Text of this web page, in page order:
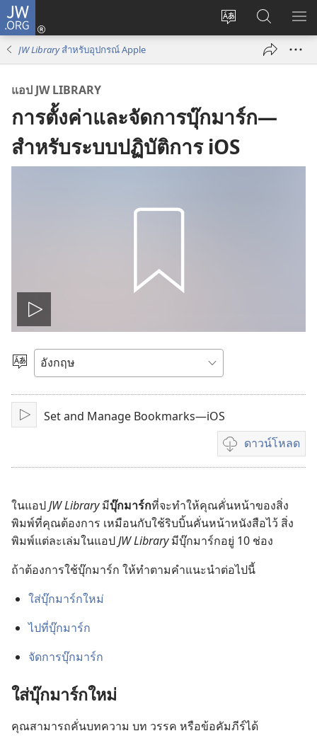
JW.ORG
เปลี่ยน
เข้า
(เปิด
ค้นหา
ใน
JW.ORG
แส
JW Libraryสำหรับ​อุปกรณ์ Apple
แอป JW LIBRARY
การตั้งค่าและจัดการบุ๊กมาร์ก—
สำหรับระบบปฏิบัติการ iOS
เล่น
วีดีโอ
เลือก
ภาษา
เล่น Set and Manage Bookmarks—iOS
ดาวน์โหลด
ตัว
เลือก
วีดีโอ
ใน​แอปJW Libraryมี​บุ๊ก​มาร์ก​ที่​จะ​ทำ​ให้​คุณ​คั่น​หน้า​ของ​สิ่ง​
พิมพ์​ที่​คุณ​ต้องการ เหมือน​กับ​ใช้​ริบบิ้น​คั่น​หน้า​หนังสือ​ไว้ สิ่ง​
พิมพ์​แต่​ละ​เล่ม​ใน​แอปJW Libraryมี​บุ๊ก​มาร์ก​อยู่ 10 ช่อง
ถ้า​ต้องการ​ใช้​บุ๊ก​มาร์ก ให้​ทำ​ตาม​คำ​แนะ​นำ​ต่อ​ไป​นี้
ใส่​บุ๊ก​มาร์ก​ใหม่
ไป​ที่​บุ๊ก​มาร์ก
จัด​การ​บุ๊ก​มาร์ก
ใส่​บุ๊ก​มาร์ก​ใหม่
คุณ​สามารถ​คั่น​บทความ บท วรรค หรือ​ข้อ​คัมภีร์​ได้